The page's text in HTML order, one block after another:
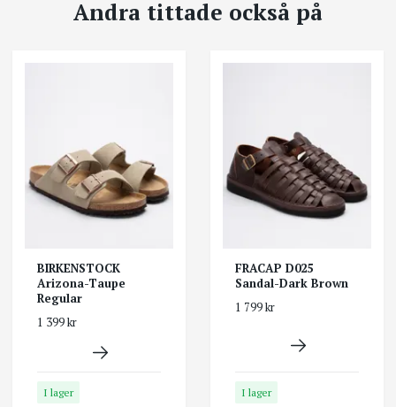
Andra tittade också på
BIRKENSTOCK
Arizona-Taupe
Regular
1 399 kr
I lager
FRACAP D025
Sandal-Dark Brown
1 799 kr
I lager